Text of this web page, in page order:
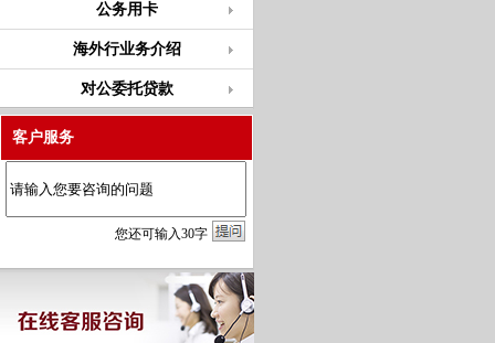
公务用卡
海外行业务介绍
对公委托贷款
客户服务
您还可输入30字